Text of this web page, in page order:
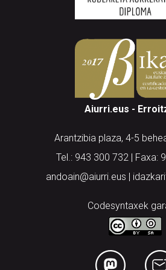
Aiurri.eus -
Arantzibia plaza, 4-5
Tel.: 943 300 732 | Faxa:
andoain@aiurri.eus |
Codesyntaxek